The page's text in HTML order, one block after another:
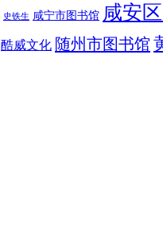
史铁生 咸宁市图书馆 咸安
酷威文化 随州市图书馆